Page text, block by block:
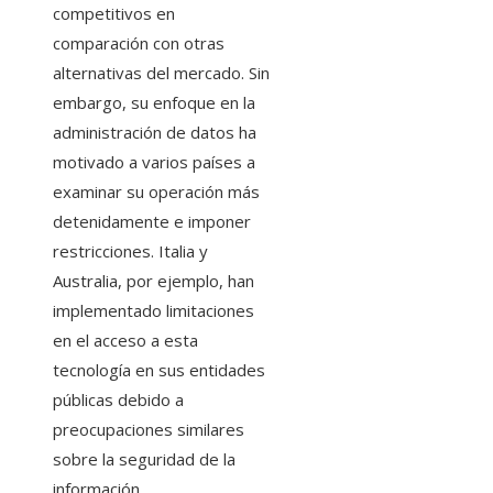
competitivos en
comparación con otras
alternativas del mercado. Sin
embargo, su enfoque en la
administración de datos ha
motivado a varios países a
examinar su operación más
detenidamente e imponer
restricciones. Italia y
Australia, por ejemplo, han
implementado limitaciones
en el acceso a esta
tecnología en sus entidades
públicas debido a
preocupaciones similares
sobre la seguridad de la